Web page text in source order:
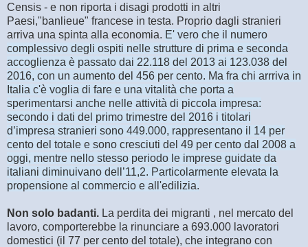
Censis - e non riporta i disagi prodotti in altri
Paesi,"banlieue" francese in testa. Proprio dagli stranieri
arriva una spinta alla economia. E' vero che il numero
complessivo degli ospiti nelle strutture di prima e seconda
accoglienza è passato dai 22.118 del 2013 ai 123.038 del
2016, con un aumento del 456 per cento. Ma fra chi arrriva in
Italia c'è voglia di fare e una vitalità che porta a
sperimentarsi anche nelle attività di piccola impresa:
secondo i dati del primo trimestre del 2016 i titolari
d’impresa stranieri sono 449.000, rappresentano il 14 per
cento del totale e sono cresciuti del 49 per cento dal 2008 a
oggi, mentre nello stesso periodo le imprese guidate da
italiani diminuivano dell’11,2. Particolarmente elevata la
propensione al commercio e all'edilizia.
Non solo badanti. La perdita dei migranti , nel mercato del
lavoro, comporterebbe la rinunciare a 693.000 lavoratori
domestici (il 77 per cento del totale), che integrano con